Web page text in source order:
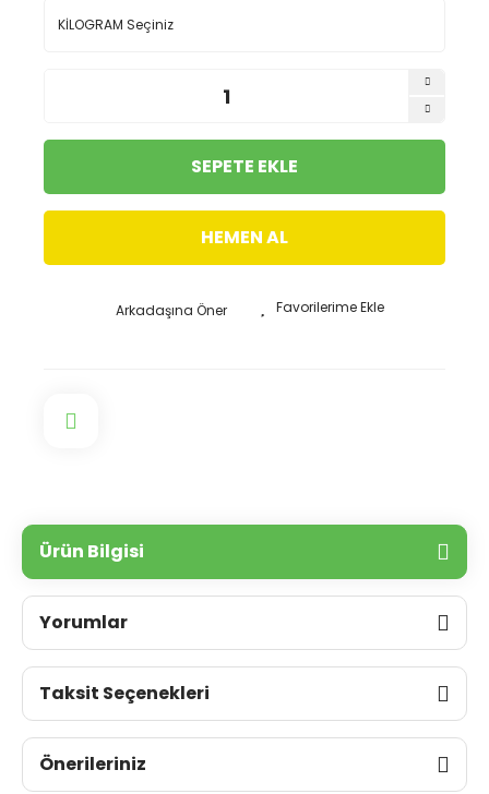
SEPETE EKLE
HEMEN AL
Arkadaşına Öner
Ürün Bilgisi
Yorumlar
Taksit Seçenekleri
Önerileriniz